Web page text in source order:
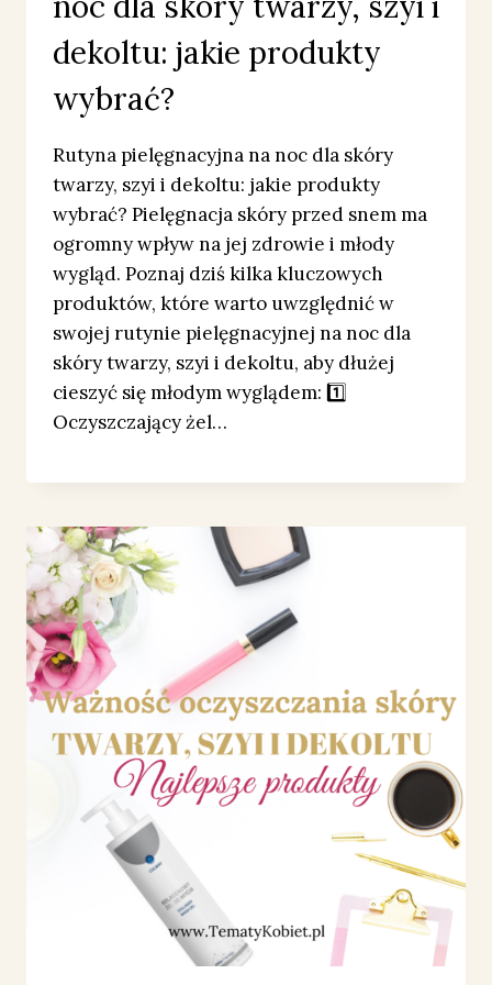
dekoltu: jakie produkty
wybrać?
Rutyna pielęgnacyjna na noc dla skóry
twarzy, szyi i dekoltu: jakie produkty
wybrać? Pielęgnacja skóry przed snem ma
ogromny wpływ na jej zdrowie i młody
wygląd. Poznaj dziś kilka kluczowych
produktów, które warto uwzględnić w
swojej rutynie pielęgnacyjnej na noc dla
skóry twarzy, szyi i dekoltu, aby dłużej
cieszyć się młodym wyglądem: 1️⃣
Oczyszczający żel…